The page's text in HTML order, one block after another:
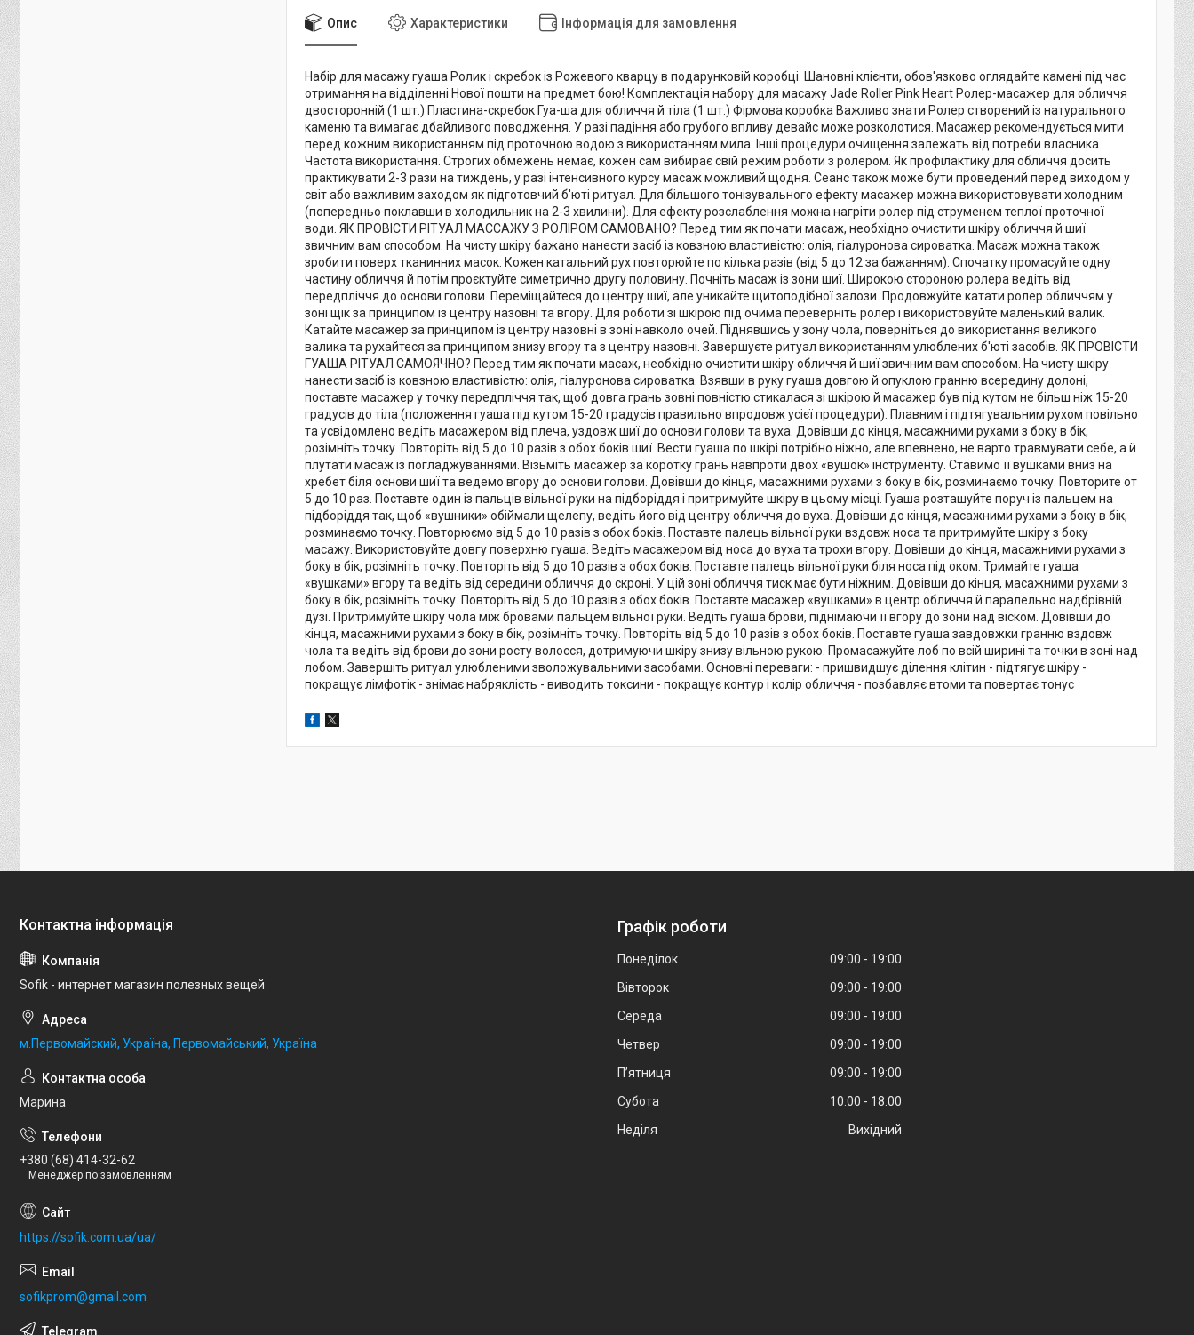
Опис Характеристики Інформація для замовлення
Набір для масажу гуаша Ролик і скребок із Рожевого кварцу в подарунковій коробці. Шановні клієнти, обов'язково оглядайте камені під час
отримання на відділенні Нової пошти на предмет бою! Комплектація набору для масажу Jade Roller Pink Heart Ролер-масажер для обличчя
двосторонній (1 шт.) Пластина-скребок Гуа-ша для обличчя й тіла (1 шт.) Фірмова коробка Важливо знати Ролер створений із натурального
каменю та вимагає дбайливого поводження. У разі падіння або грубого впливу девайс може розколотися. Масажер рекомендується мити
перед кожним використанням під проточною водою з використанням мила. Інші процедури очищення залежать від потреби власника.
Частота використання. Строгих обмежень немає, кожен сам вибирає свій режим роботи з ролером. Як профілактику для обличчя досить
практикувати 2-3 рази на тиждень, у разі інтенсивного курсу масаж можливий щодня. Сеанс також може бути проведений перед виходом у
світ або важливим заходом як підготовчий б'юті ритуал. Для більшого тонізувального ефекту масажер можна використовувати холодним
(попередньо поклавши в холодильник на 2-3 хвилини). Для ефекту розслаблення можна нагріти ролер під струменем теплої проточної
води. ЯК ПРОВІСТИ РІТУАЛ МАССАЖУ З РОЛІРОМ САМОВАНО? Перед тим як почати масаж, необхідно очистити шкіру обличчя й шиї
звичним вам способом. На чисту шкіру бажано нанести засіб із ковзною властивістю: олія, гіалуронова сироватка. Масаж можна також
зробити поверх тканинних масок. Кожен катальний рух повторюйте по кілька разів (від 5 до 12 за бажанням). Спочатку промасуйте одну
частину обличчя й потім проєктуйте симетрично другу половину. Почніть масаж із зони шиї. Широкою стороною ролера ведіть від
передпліччя до основи голови. Переміщайтеся до центру шиї, але уникайте щитоподібної залози. Продовжуйте катати ролер обличчям у
зоні щік за принципом із центру назовні та вгору. Для роботи зі шкірою під очима переверніть ролер і використовуйте маленький валик.
Катайте масажер за принципом із центру назовні в зоні навколо очей. Піднявшись у зону чола, поверніться до використання великого
валика та рухайтеся за принципом знизу вгору та з центру назовні. Завершуєте ритуал використанням улюблених б'юті засобів. ЯК ПРОВІСТИ
ГУАША РІТУАЛ САМОЯЧНО? Перед тим як почати масаж, необхідно очистити шкіру обличчя й шиї звичним вам способом. На чисту шкіру
нанести засіб із ковзною властивістю: олія, гіалуронова сироватка. Взявши в руку гуаша довгою й опуклою гранню всередину долоні,
поставте масажер у точку передпліччя так, щоб довга грань зовні повністю стикалася зі шкірою й масажер був під кутом не більш ніж 15-20
градусів до тіла (положення гуаша під кутом 15-20 градусів правильно впродовж усієї процедури). Плавним і підтягувальним рухом повільно
та усвідомлено ведіть масажером від плеча, уздовж шиї до основи голови та вуха. Довівши до кінця, масажними рухами з боку в бік,
розімніть точку. Повторіть від 5 до 10 разів з обох боків шиї. Вести гуаша по шкірі потрібно ніжно, але впевнено, не варто травмувати себе, а й
плутати масаж із погладжуваннями. Візьміть масажер за коротку грань навпроти двох «вушок» інструменту. Ставимо її вушками вниз на
хребет біля основи шиї та ведемо вгору до основи голови. Довівши до кінця, масажними рухами з боку в бік, розминаємо точку. Повторите от
5 до 10 раз. Поставте один із пальців вільної руки на підборіддя і притримуйте шкіру в цьому місці. Гуаша розташуйте поруч із пальцем на
підборіддя так, щоб «вушники» обіймали щелепу, ведіть його від центру обличчя до вуха. Довівши до кінця, масажними рухами з боку в бік,
розминаємо точку. Повторюємо від 5 до 10 разів з обох боків. Поставте палець вільної руки вздовж носа та притримуйте шкіру з боку
масажу. Використовуйте довгу поверхню гуаша. Ведіть масажером від носа до вуха та трохи вгору. Довівши до кінця, масажними рухами з
боку в бік, розімніть точку. Повторіть від 5 до 10 разів з обох боків. Поставте палець вільної руки біля носа під оком. Тримайте гуаша
«вушками» вгору та ведіть від середини обличчя до скроні. У цій зоні обличчя тиск має бути ніжним. Довівши до кінця, масажними рухами з
боку в бік, розімніть точку. Повторіть від 5 до 10 разів з обох боків. Поставте масажер «вушками» в центр обличчя й паралельно надбрівній
дузі. Притримуйте шкіру чола між бровами пальцем вільної руки. Ведіть гуаша брови, піднімаючи її вгору до зони над віском. Довівши до
кінця, масажними рухами з боку в бік, розімніть точку. Повторіть від 5 до 10 разів з обох боків. Поставте гуаша завдовжки гранню вздовж
чола та ведіть від брови до зони росту волосся, дотримуючи шкіру знизу вільною рукою. Промасажуйте лоб по всій ширині та точки в зоні над
лобом. Завершіть ритуал улюбленими зволожувальними засобами. Основні переваги: - пришвидшує ділення клітин - підтягує шкіру -
покращує лімфотік - знімає набряклість - виводить токсини - покращує контур і колір обличчя - позбавляє втоми та повертає тонус
Sofik - интернет магазин полезных вещей
м.Первомайский, Україна, Первомайський, Україна
Марина
+380 (68) 414-32-62
Менеджер по замовленням
https://sofik.com.ua/ua/
sofikprom@gmail.com
Графік роботи
Понеділок 09:00
19:00
Вівторок
09:00
19:00
Середа
09:00
19:00
Четвер
09:00
19:00
Пʼятниця
09:00
19:00
Субота
10:00
18:00
Неділя
Вихідний